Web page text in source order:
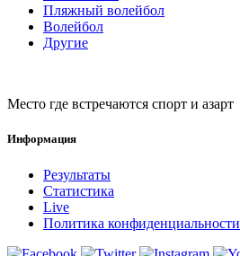
Пляжный волейбол
Волейбол
Другие
Место где встречаются спорт и азарт
Информация
Результаты
Статистика
Live
Политика конфиденциальности